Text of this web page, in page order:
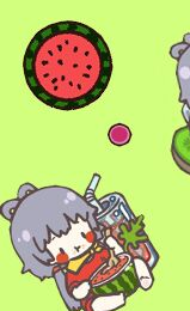
忘记密码？ 找回